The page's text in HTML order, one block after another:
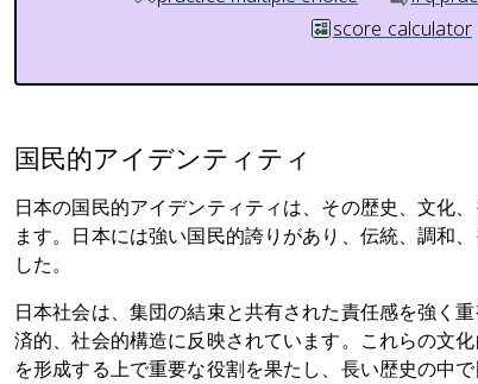
score calculator
国民的アイデンティティ
日本の国民的アイデンティティは、その歴史、文化
ます。日本には強い国民的誇りがあり、伝統、調和
した。
日本社会は、集団の結束と共有された責任感を強く
済的、社会的構造に反映されています。これらの文
を形成する上で重要な役割を果たし、長い歴史の中